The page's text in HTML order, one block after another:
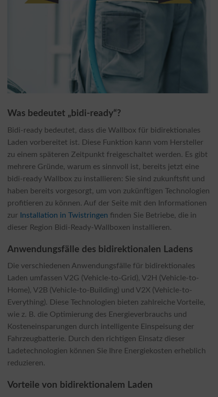
Was bedeutet „bidi-ready“?
Bidi-ready bedeutet, dass die Wallbox für bidirektionales
Laden vorbereitet ist. Diese Funktion kann vom Hersteller
zu einem späteren Zeitpunkt freigeschaltet werden. Es gibt
mehrere Gründe, warum es sinnvoll ist, bereits jetzt eine
bidi-ready Wallbox zu installieren: Sie sind zukunftsfit und
haben bereits vorgesorgt, um von zukünftigen Technologien
profitieren zu können. Auf der Seite mit den Informationen
zur Installation in Twistringen finden Sie Betriebe, die in
dieser Region Bidi-Ready-Wallboxen installieren.
Anwendungsfälle des bidirektionalen Ladens
Die verschiedenen Anwendungsfälle für bidirektionales
Laden umfassen V2G (Vehicle-to-Grid), V2H (Vehicle-to-
Home), V2B (Vehicle-to-Building) und V2X (Vehicle-to-
Everything). Diese Technologien bieten zahlreiche Vorteile,
wie z. B. die Optimierung des Energieverbrauchs und
Kosteneinsparungen durch intelligente Einspeisung der
Fahrzeugbatterie. Durch den richtigen Einsatz dieser
Ladetechnologien können Sie Ihre Energiekosten erheblich
reduzieren.
Vorteile von bidirektionalem Laden